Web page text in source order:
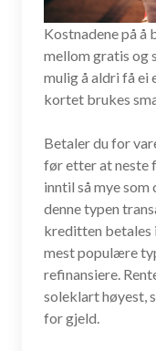
Kostnadene på
mellom gratis og
mulig å aldri få ei
kortet brukes
Betaler du for
før etter at neste
inntil så mye
denne typen
kreditten betales
mest populære
refinansiere.
soleklart høyest,
for gjeld.